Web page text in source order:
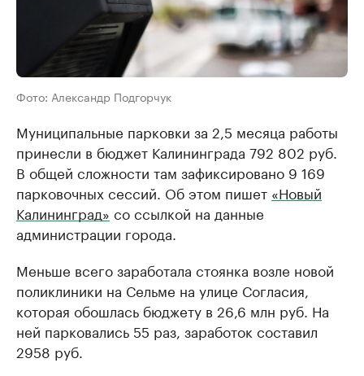
Фото: Александр Подгорчук
Муниципальные парковки за 2,5 месяца работы
принесли в бюджет Калининграда 792 802 руб.
В общей сложности там зафиксировано 9 169
парковочных сессий. Об этом пишет «Новый
Калининград» со ссылкой на данные
администрации города.
Меньше всего заработала стоянка возле новой
поликлиники на Сельме на улице Согласия,
которая обошлась бюджету в 26,6 млн руб. На
ней парковались 55 раз, заработок составил
2958 руб.